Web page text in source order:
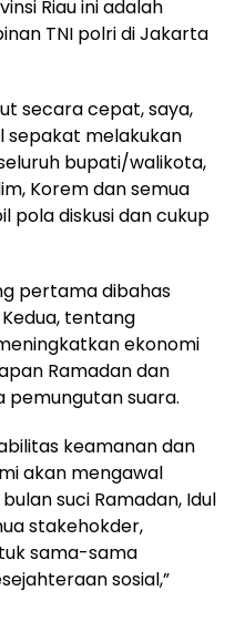
Riau ini adalah
TNI polri di Jakarta
secara cepat, saya,
sepakat melakukan
bupati/walikota,
Korem dan semua
pola diskusi dan cukup
pertama dibahas
tentang
ekonomi
Ramadan dan
suara.
keamanan dan
akan mengawal
suci Ramadan, Idul
stakehokder,
sama-sama
sosial,”